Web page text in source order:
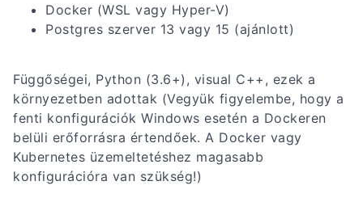
Docker (WSL vagy Hyper-V)
Postgres szerver 13 vagy 15 (ajánlott)
Függőségei, Python (3.6+), visual C++, ezek a
környezetben adottak (Vegyük figyelembe, hogy a
fenti konfigurációk Windows esetén a Dockeren
belüli erőforrásra értendőek. A Docker vagy
Kubernetes üzemeltetéshez magasabb
konfigurációra van szükség!)